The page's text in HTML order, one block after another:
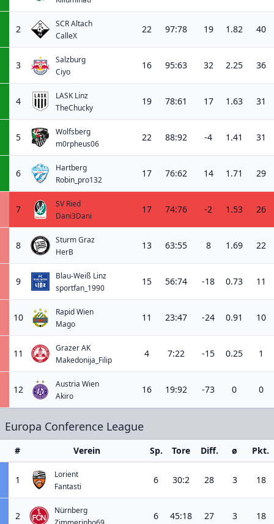
2
SCR Altach
CalleX
22 97:78 19 1.82 40
3
Salzburg
Ciyo
16 95:63 32 2.25 36
4
LASK Linz
TheChucky
19 78:61 17 1.63 31
5
Wolfsberg
m0rpheus06
22 88:92 -4 1.41 31
6
Hartberg
Robin_pro132
17 76:62 14 1.71 29
7
SV Ried
Dani3Dani
17 74:76 -2 1.53 26
8
Sturm Graz
HerB
13 63:55 8 1.69 22
9
Blau-Weiß Linz
sportfan_1990
15 56:74 -18 0.73 11
10
Rapid Wien
Mago
11 23:47 -24 0.91 10
11
Grazer AK
Makedonija_Filip
4 7:22 -15 0.25 1
12
Austria Wien
Akiro
16 19:92 -73 0 0
Europa Conference League
# Verein Sp. Tore Diff. ø Pkt.
1
Lorient
Fantasti
6 30:2 28 3 18
2
Nürnberg
6 45:18 27 3 18